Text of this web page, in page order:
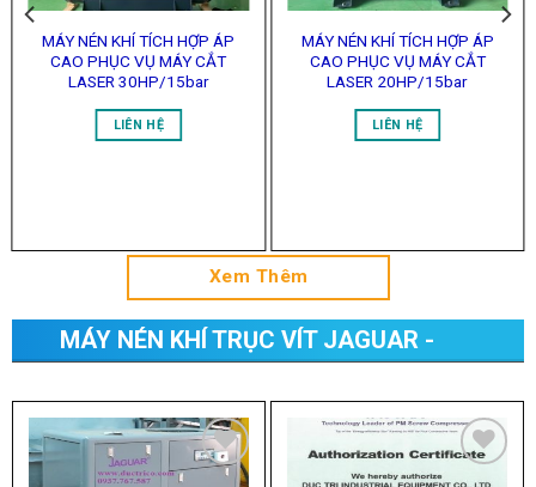
MÁY NÉN KHÍ TÍCH HỢP ÁP
CAO PHỤC VỤ MÁY CẮT
LASER 30HP/15bar
MÁY NÉN KHÍ TÍCH HỢP ÁP
CAO PHỤC VỤ MÁY CẮT
LASER 20HP/15bar
Xem Thêm
MÁY NÉN KHÍ TRỤC VÍT JAGUAR -
TRUYỀN ĐỘNG KHỚP NỐI